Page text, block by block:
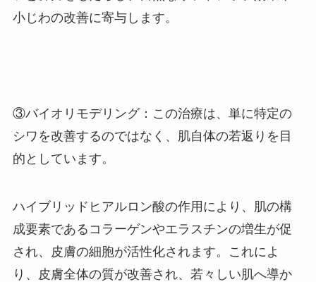
小じわの改善に寄与します。
③バイオリモデリング：この治療は、単に特定の
シワを改善するのではなく、肌自体の若返りを目
的としています。
ハイブリッドヒアルロン酸の作用により、肌の構
成要素であるコラーゲンやエラスチンの増生が促
され、皮膚の細胞が活性化されます。これによ
り、皮膚全体の質が改善され、若々しい肌へ導か